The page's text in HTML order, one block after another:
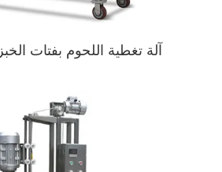
آلة تغطية اللحوم بفتات الخبز SXJ600-V